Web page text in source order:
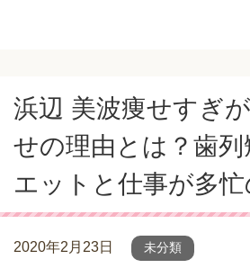
浜辺 美波痩せすぎ
せの理由とは？歯列
エットと仕事が多忙
2020年2月23日 未分類